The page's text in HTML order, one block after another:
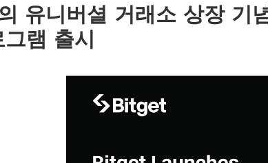
유니버셜 거래소 상장 기
램 출시